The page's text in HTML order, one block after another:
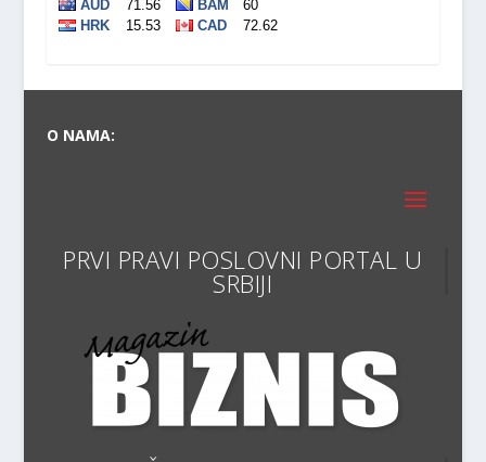
O NAMA:
PRVI PRAVI POSLOVNI
VODIČ KROZ SVET BIZNISA I E